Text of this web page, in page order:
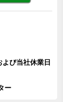
び当社休業日
ー